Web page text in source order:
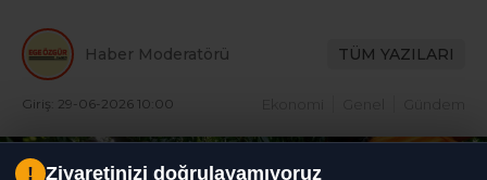
Haber Moderatörü TÜM YAZILARI
Giriş: 29-06-2026 10:00 Ekonomi Gündem
! Ziyaretinizi doğrulayamıyoruz